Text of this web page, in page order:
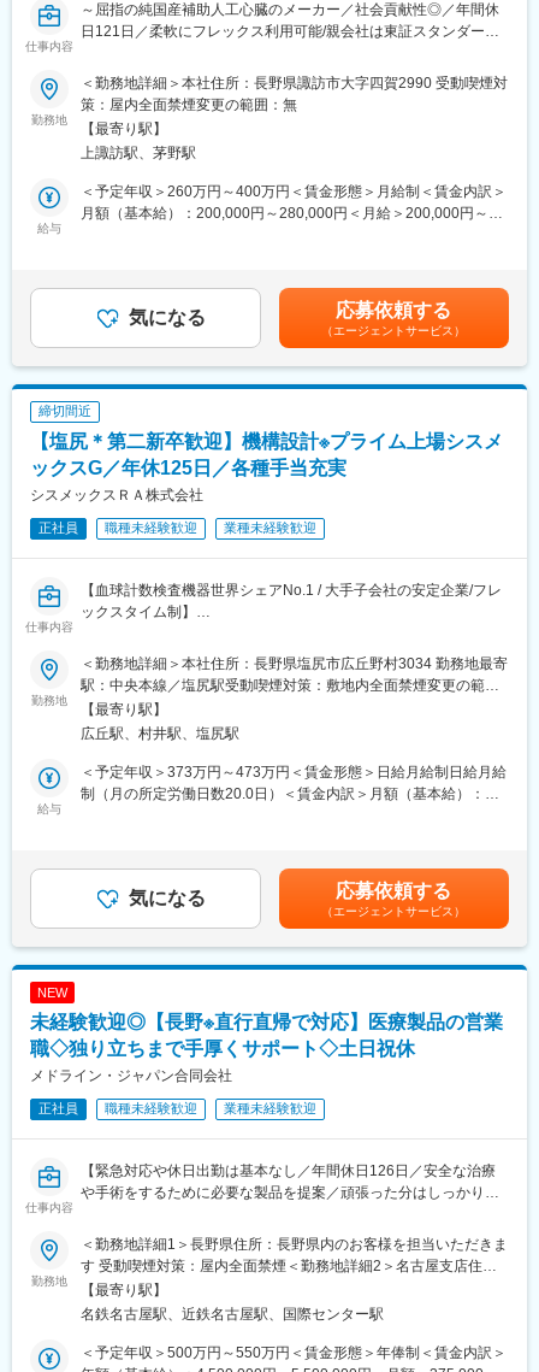
す。また、販売スキルだけでなく薬局運営コンサルティングのス
キルも習得可能なため市場価値向上が可能です。
【ポジションの魅力】
・同社の製品やシステムが、24時間止めてはならない医療現場の
安心安全や、医療従事者の負担軽減に大きく貢献しています。
・調剤というニッチな分野で、業界トップクラスのシェアを誇る
る顧客からいかにシェアを獲得するか、試行錯誤する面白さがあ
ります。
【同社について】
当社は売上高256億円、全国77拠点、従業員数570名規模を誇る調
1980年代から他社に先駆けてスウェーデンなどヨーロッパに販売
網を拡大してきました。国内だけでなく、海外での売上も安定的
に伸びているため経営が安定しています。
変更の範囲：会社の定める業務
仕事内容
～屈指の純国産補助人工心臓のメーカー／社会貢献性◎／年間休
日121日／柔軟にフレックス利用可能/親会社は東証スタンダード
■業務内容：
当社にて人工心臓の生産管理購買スタッフをお任せします。
■業務詳細：
・部署内では生産管理と購買で担当が分かれており、いずれかを
お任せする想定です。ご希望やご経験に応じてお任せする業務を
■組織について：
・生産管理購買部門への配属を予定しています。
20%、30歳代以下50%です。
・生産管理・物流担当4名、調達担当3名と分担して業務を担当し
ております。
■業務の魅力
ンです。
■当社の魅力：
・当社は東証スタンダード上場企業ハイレックスコーポレーショ
ングループの一員で、研究開発から、製造、販売、サービスまで
の全工程を国内に有する屈指の純国産補助人工心臓のメーカーで
す。
を高められるように、製品開発を進めております。
・補助人工心臓の分野で産官学協同開発体制を構築し、独自のマ
◇植込み型補助人工心臓「EVAHEART」
・当社では2005年5月に海外に先駆けて日本で臨床試験を開始し
「EVAHEART」という植込み型補助人工心臓を20年の歳月をかけ
・この装置により、末期心不全患者の血液循環を補助し、心臓移
変更の範囲：会社の定める業務
勤務地
＜勤務地詳細＞本社住所：長野県諏訪市大字四賀2990 受動喫煙対
策：屋内全面禁煙変更の範囲：無
【最寄り駅】
上諏訪駅、茅野駅
給与
＜予定年収＞260万円～400万円＜賃金形態＞月給制＜賃金内訳＞
月額（基本給）：200,000円～280,000円＜月給＞200,000円～
気になる 応募依頼する
（エージェントサービス）
締切間近
【塩尻＊第二新卒歓迎】機構設計※プライム上場シスメ
ックスG／年休125日／各種手当充実
シスメックスＲＡ株式会社
正社員 職種未経験歓迎 業種未経験歓迎
仕事内容
【血球計数検査機器世界シェアNo.1 / 大手子会社の安定企業/フレ
ックスタイム制】
当社は検体検査分野にて世界190カ国以上に事業を展開するシス
メックス株式会社の関係会社として、安定成長を続けている企業
です。
2025年新工場稼働に伴い人員拡大および企業としての組織体制強
化のための採用となります。
■業務内容：
◇既存製品のコストダウン、品質改善、生産維持目的の機構設計
◇試作組立および評価
◇取扱説明書、サービスマニュアル、資料準備
流れを把握、習得いただきます。また、業務の社内ルール（業務
基準）を理解頂きます。その後先輩社員のもとでＯＪＴにて実務
を習得いただきます。
フォローをいたします。
目標管理に基づく評価制度を導入しています。設定した目標につ
いて、定量・定性的に評価が行なわれており、自己評価と成果を
め、給与や昇格を通して仕事の手応えを感じられる環境です。
■当社の特徴：
当社は、シスメックス株式会社（東京証券取引所 プライム市場
業です。
勤務地
＜勤務地詳細＞本社住所：長野県塩尻市広丘野村3034 勤務地最寄
駅：中央本線／塩尻駅受動喫煙対策：敷地内全面禁煙変更の範
囲：会社の定める事業所
【最寄り駅】
広丘駅、村井駅、塩尻駅
給与
＜予定年収＞373万円～473万円＜賃金形態＞日給月給制日給月給
制（月の所定労働日数20.0日）＜賃金内訳＞月額（基本給）：
給与詳細は前職を考慮の上決定します。■昇給：年1回（4月）■賞
与：年2回（7月、12月）■モデル年収 担当 35歳：513
万円 担当 30歳：453万円 担当 25歳：398万円 賃金は
あくまでも目安の金額であり、選考を通じて上下する可能性があ
ります。月給(月額)は固定手当を含めた表記です。
気になる 応募依頼する
（エージェントサービス）
NEW
未経験歓迎◎【長野※直行直帰で対応】医療製品の営業
職◇独り立ちまで手厚くサポート◇土日祝休
メドライン・ジャパン合同会社
正社員 職種未経験歓迎 業種未経験歓迎
仕事内容
【緊急対応や休日出勤は基本なし／年間休日126日／安全な治療
や手術をするために必要な製品を提案／頑張った分はしっかり評
■業務内容：
営業担当として、長野県内の医療機関に対し、手術用消耗品など
の提案・販売活動を担っていただきます。
・提案先：主に手術室の看護師や病院用度課（事務）、時には医
師など
・取扱い商材：手術で用いる手術用キット、不織布、手袋などの
勤務地
＜勤務地詳細1＞長野県住所：長野県内のお客様を担当いただきま
す 受動喫煙対策：屋内全面禁煙＜勤務地詳細2＞名古屋支店住
所：愛知県名古屋市中村区名駅南2-10-22 メットライフ名駅南ビ
ル3F 受動喫煙対策：屋内全面禁煙変更の範囲：会社の定める事業
【最寄り駅】
名鉄名古屋駅、近鉄名古屋駅、国際センター駅
＜予定年収＞500万円～550万円＜賃金形態＞年俸制＜賃金内訳＞